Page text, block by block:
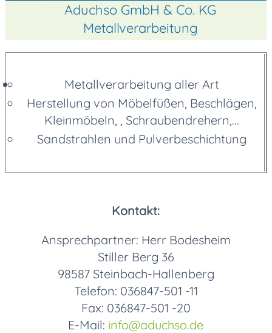
Aduchso GmbH & Co. KG
Metallverarbeitung
Metallverarbeitung aller Art
Herstellung von Möbelfüßen, Beschlägen,
Kleinmöbeln, , Schraubendrehern,...
Sandstrahlen und Pulverbeschichtung
Kontakt:
Ansprechpartner: Herr Bodesheim
Stiller Berg 36
98587 Steinbach-Hallenberg
Telefon: 036847-501 -11
Fax: 036847-501 -20
E-Mail: info@aduchso.de